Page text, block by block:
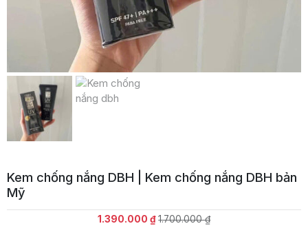
Kem chống nắng DBH | Kem chống nắng DBH bản
Mỹ
1.700.000₫
Giá
1.390.000 ₫Giá